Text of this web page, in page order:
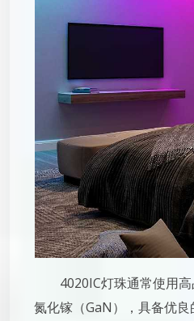
4020IC灯珠通常使用
氮化镓（GaN），具备优